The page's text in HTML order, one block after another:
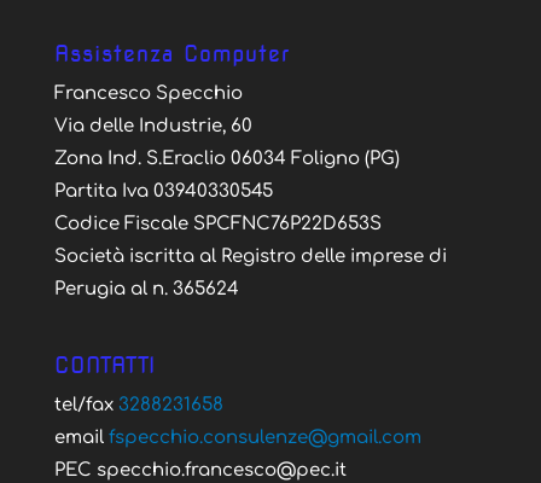
Assistenza Computer
Francesco Specchio
Via delle Industrie, 60
Zona Ind. S.Eraclio 06034 Foligno (PG)
Partita Iva 03940330545
Codice Fiscale SPCFNC76P22D653S
Società iscritta al Registro delle imprese di
Perugia al n. 365624
CONTATTI
tel/fax 3288231658
email fspecchio.consulenze@gmail.com
PEC specchio.francesco@pec.it